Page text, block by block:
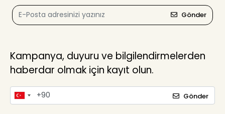
Gönder
Kampanya, duyuru ve bilgilendirmelerden
haberdar olmak için kayıt olun.
Gönder